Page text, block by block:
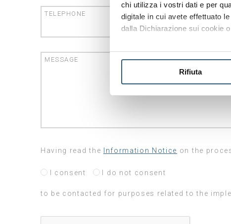
chi utilizza i vostri dati e per
digitale in cui avete effettuato
dalla Dichiarazione sui cookie
Con il tuo consenso,
Identificare il tuo
nostro traffico. Condividiamo
che hanno raccolto dal suo
Rifiuta
TELEPHONE
MESSAGE
Having read the Information Notice on the
I consent I do not consent
to be contacted for purposes related to the